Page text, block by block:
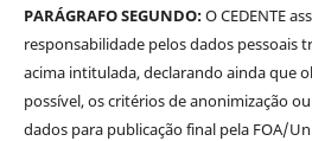
PARÁGRAFO SEGUNDO:O CEDENTE
responsabilidade pelos dados pessoais
acima intitulada, declarando ainda que
possível, os critérios de anonimização
dados para publicação final pela FOA/